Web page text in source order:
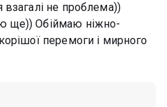
взагалі не проблема))
ще)) Обіймаю ніжно-
перемоги і мирного